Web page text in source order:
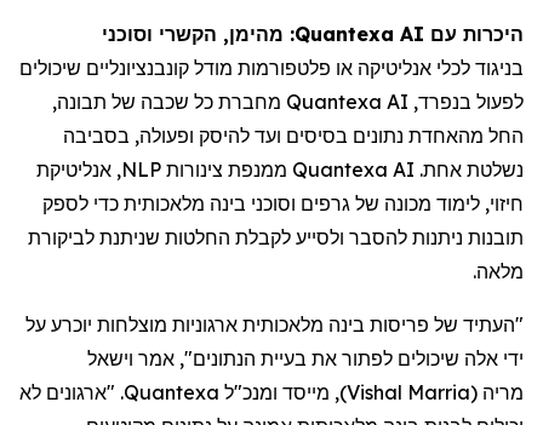
היכרות עם Quantexa AI: מהימן, הקשרי וסוכני
בניגוד לכלי אנליטיקה או פלטפורמות מודל קונבנציונליים שיכולים
לפעול בנפרד, Quantexa AI מחברת כל שכבה של תבונה,
החל מהאחדת נתונים בסיסים ועד להיסק ופעולה, בסביבה
נשלטת אחת. Quantexa AI ממנפת צינורות NLP, אנליטיקת
חיזוי, לימוד מכונה של גרפים וסוכני בינה מלאכותית כדי לספק
תובנות ניתנות להסבר ולסייע לקבלת החלטות שניתנת לביקורת
מלאה.
"העתיד של פריסות בינה מלאכותית ארגוניות מוצלחות יוכרע על
ידי אלה שיכולים לפתור את בעיית הנתונים", אמר וישאל
מריה (
Vishal Marria
)
, מייסד ומנכ"ל Quantexa. "ארגונים לא